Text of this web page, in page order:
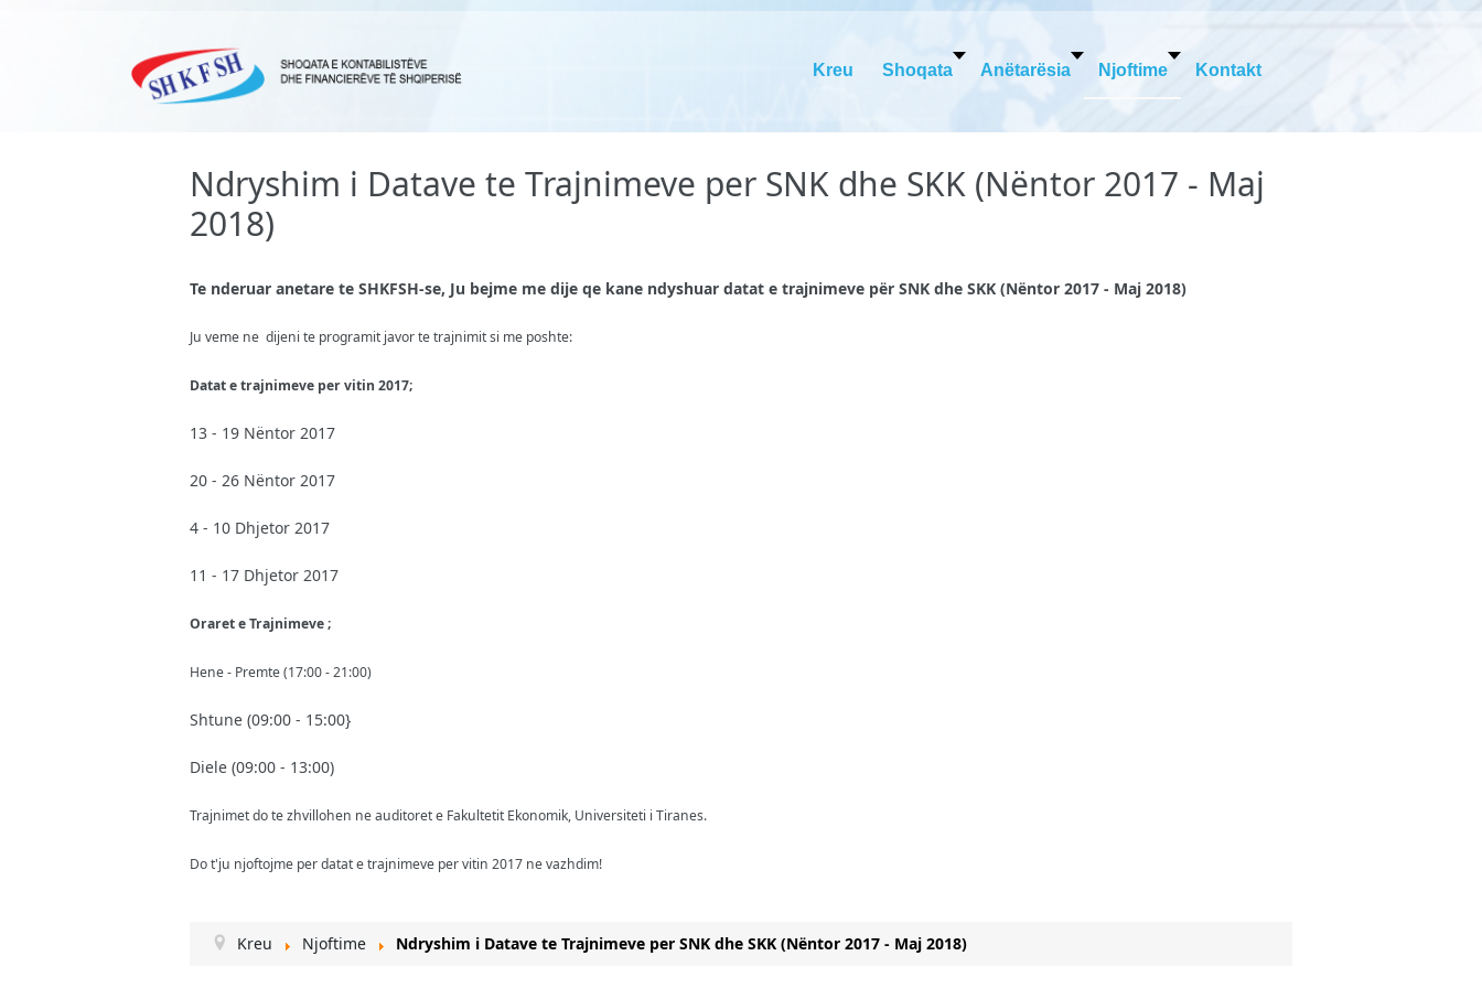
Kreu Shoqata Anëtarësia Njoftime Kontakt
Ndryshim i Datave te Trajnimeve per SNK dhe SKK (Nëntor 2017 - Maj
2018)
Te nderuar anetare te SHKFSH-se, Ju bejme me dije qe kane ndyshuar datat e trajnimeve për SNK dhe SKK (Nëntor 2017 - Maj 2018)
Ju veme ne dijeni te programit javor te trajnimit si me poshte:
Datat e trajnimeve per vitin 2017;
13 - 19 Nëntor 2017
20 - 26 Nëntor 2017
4 - 10 Dhjetor 2017
11 - 17 Dhjetor 2017
Oraret e Trajnimeve ;
Hene - Premte (17:00 - 21:00)
Shtune (09:00 - 15:00}
Diele (09:00 - 13:00)
Trajnimet do te zhvillohen ne auditoret e Fakultetit Ekonomik, Universiteti i Tiranes.
Do t'ju njoftojme per datat e trajnimeve per vitin 2017 ne vazhdim!
Kreu Njoftime Ndryshim i Datave te Trajnimeve per SNK dhe SKK (Nëntor 2017 - Maj 2018)